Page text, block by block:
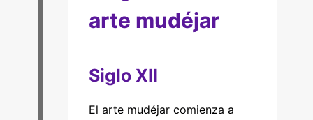
arte mudéjar
Siglo XII
El arte mudéjar comienza a